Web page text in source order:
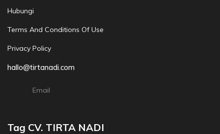
Hubungi
Terms And Conditions Of Use
Privacy Policy
hallo@tirtanadi.com
Email
Tag CV. TIRTA NADI